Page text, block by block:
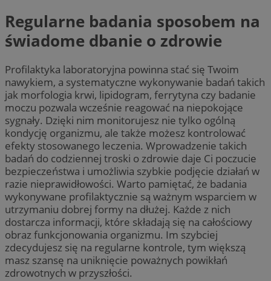
Regularne badania sposobem na
świadome dbanie o zdrowie
Profilaktyka laboratoryjna powinna stać się Twoim
nawykiem, a systematyczne wykonywanie badań takich
jak morfologia krwi, lipidogram, ferrytyna czy badanie
moczu pozwala wcześnie reagować na niepokojące
sygnały. Dzięki nim monitorujesz nie tylko ogólną
kondycję organizmu, ale także możesz kontrolować
efekty stosowanego leczenia. Wprowadzenie takich
badań do codziennej troski o zdrowie daje Ci poczucie
bezpieczeństwa i umożliwia szybkie podjęcie działań w
razie nieprawidłowości. Warto pamiętać, że badania
wykonywane profilaktycznie są ważnym wsparciem w
utrzymaniu dobrej formy na dłużej. Każde z nich
dostarcza informacji, które składają się na całościowy
obraz funkcjonowania organizmu. Im szybciej
zdecydujesz się na regularne kontrole, tym większą
masz szansę na uniknięcie poważnych powikłań
zdrowotnych w przyszłości.